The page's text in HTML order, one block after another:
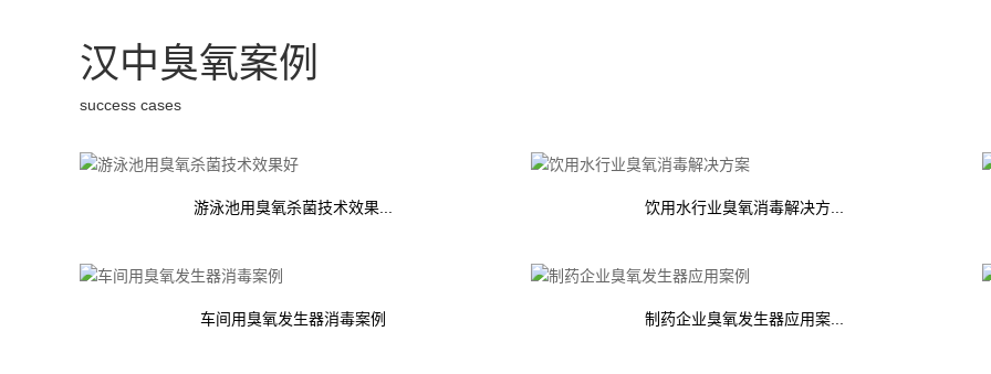
汉中臭氧案例
success cases
游泳池用臭氧杀菌技术效果... 饮用水行业臭氧消毒解决方...
车间用臭氧发生器消毒案例 制药企业臭氧发生器应用案...